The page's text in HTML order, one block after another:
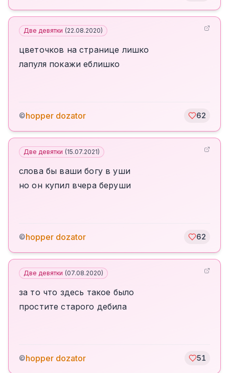
Две девятки (22.08.2020)
цветочков на странице лишко
лапуля покажи еблишко
©hopper dozator 62
Две девятки (15.07.2021)
слова бы ваши богу в уши
но он купил вчера беруши
©hopper dozator 62
Две девятки (07.08.2020)
за то что здесь такое было
простите старого дебила
©hopper dozator 51